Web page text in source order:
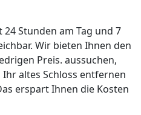
Stunden am Tag und 7
Wir bieten Ihnen den
Preis. aussuchen,
altes Schloss entfernen
erspart Ihnen die Kosten